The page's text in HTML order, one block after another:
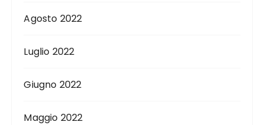
Agosto 2022
Luglio 2022
Giugno 2022
Maggio 2022